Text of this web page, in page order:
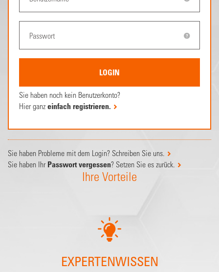
Ihre Vorteile
EXPERTENWISSEN
Sie haben noch kein Benutzerkonto?
Hier ganz einfach registrieren.
Sie haben Probleme mit dem Login? Schreiben Sie uns.
Sie haben Ihr Passwort vergessen? Setzen Sie es zurück.